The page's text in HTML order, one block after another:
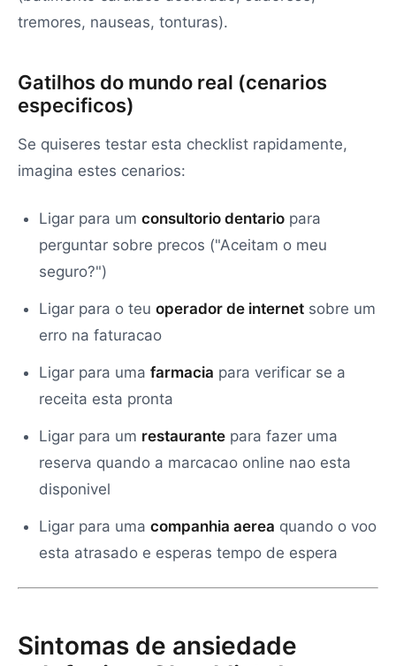
tremores, nauseas, tonturas).
Gatilhos do mundo real (cenarios
especificos)
Se quiseres testar esta checklist rapidamente,
imagina estes cenarios:
Ligar para um consultorio dentario para
perguntar sobre precos ("Aceitam o meu
seguro?")
Ligar para o teu operador de internet sobre um
erro na faturacao
Ligar para uma farmacia para verificar se a
receita esta pronta
Ligar para um restaurante para fazer uma
reserva quando a marcacao online nao esta
disponivel
Ligar para uma companhia aerea quando o voo
esta atrasado e esperas tempo de espera
Sintomas de ansiedade